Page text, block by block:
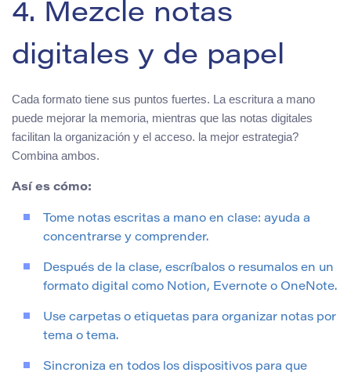
4. Mezcle notas
digitales y de papel
Cada formato tiene sus puntos fuertes. La escritura a mano
puede mejorar la memoria, mientras que las notas digitales
facilitan la organización y el acceso. la mejor estrategia?
Combina ambos.
Así es cómo:
Tome notas escritas a mano en clase: ayuda a
concentrarse y comprender.
Después de la clase, escríbalos o resumalos en un
formato digital como Notion, Evernote o OneNote.
Use carpetas o etiquetas para organizar notas por
tema o tema.
Sincroniza en todos los dispositivos para que